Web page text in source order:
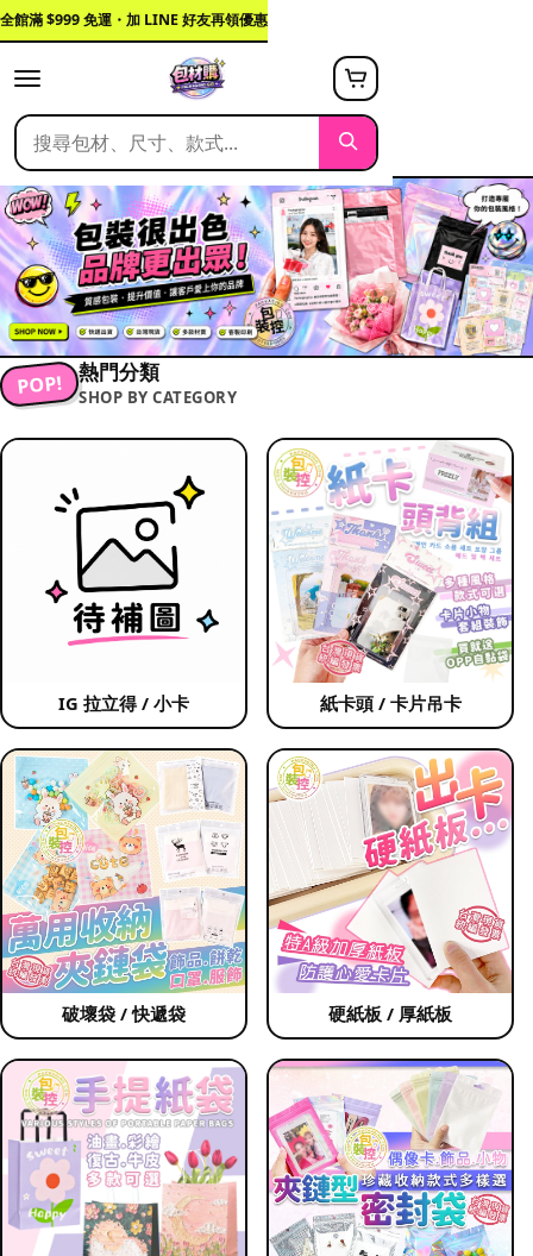
全館滿 $999 免運・加 LINE 好友再領優惠
POP! 熱門分類
SHOP BY CATEGORY
IG 拉立得 / 小卡 紙卡頭 / 卡片吊卡
破壞袋 / 快遞袋 硬紙板 / 厚紙板